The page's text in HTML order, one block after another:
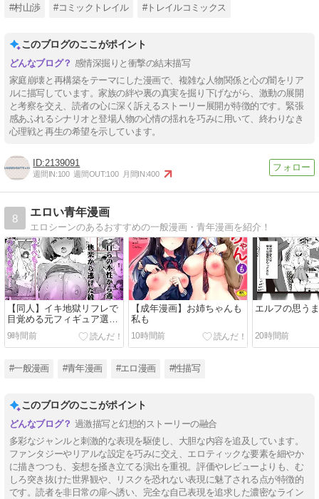
#村山渉 #コミックトレイル #トレイルコミックス
このブログのここがポイント
感情深掘りと衝撃の結末描写
家庭崩壊と再構築をテーマにした漫画で、複雑な人物関係と心の闇をリア
ルに描写しています。家族の絆や裏の真実を掘り下げながら、激動の展開
と考察を交え、読者の心に深く訴えるストーリー展開が特徴的です。緊張
感あふれるシナリオと登場人物の心情の揺れを巧みに用いて、終わりなき
心理戦と再生の希望を示しています。
2139091
週間IN:100 週間OUT:100 月間IN:400
8
エロい青年漫画
エロシーンのあるおすすめの一般漫画・青年漫画を紹介！
【同人】イキ地獄リフレで
目覚める元フィギュア選手
女子大生(STUDIOふあん)
9時間前
【成年漫画】お姉ちゃんも
私も
10時間前
エルフの思う
20時間前
#一般漫画 #青年漫画 #エロ漫画 #性描写
このブログのここがポイント
過激描写と幻想的ストーリーの融合
多彩なジャンルと刺激的な表現を駆使し、大胆な内容を追及しています。
ファンタジーやリアルな設定を巧みに交え、エロティックな要素を細やか
に描きつつも、妄想を掻き立てる演出を重視。評価やレビューよりも、む
しろ突き抜けた世界観や、リスクを恐れない表現に魅了される点が特徴的
です。読者を非日常の扉へ誘い、完全な自己表現を追求した濃密なライン